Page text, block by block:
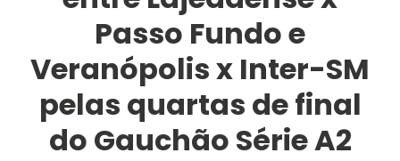
Passo Fundo e
Veranópolis x Inter-SM
pelas quartas de final
do Gauchão Série A2